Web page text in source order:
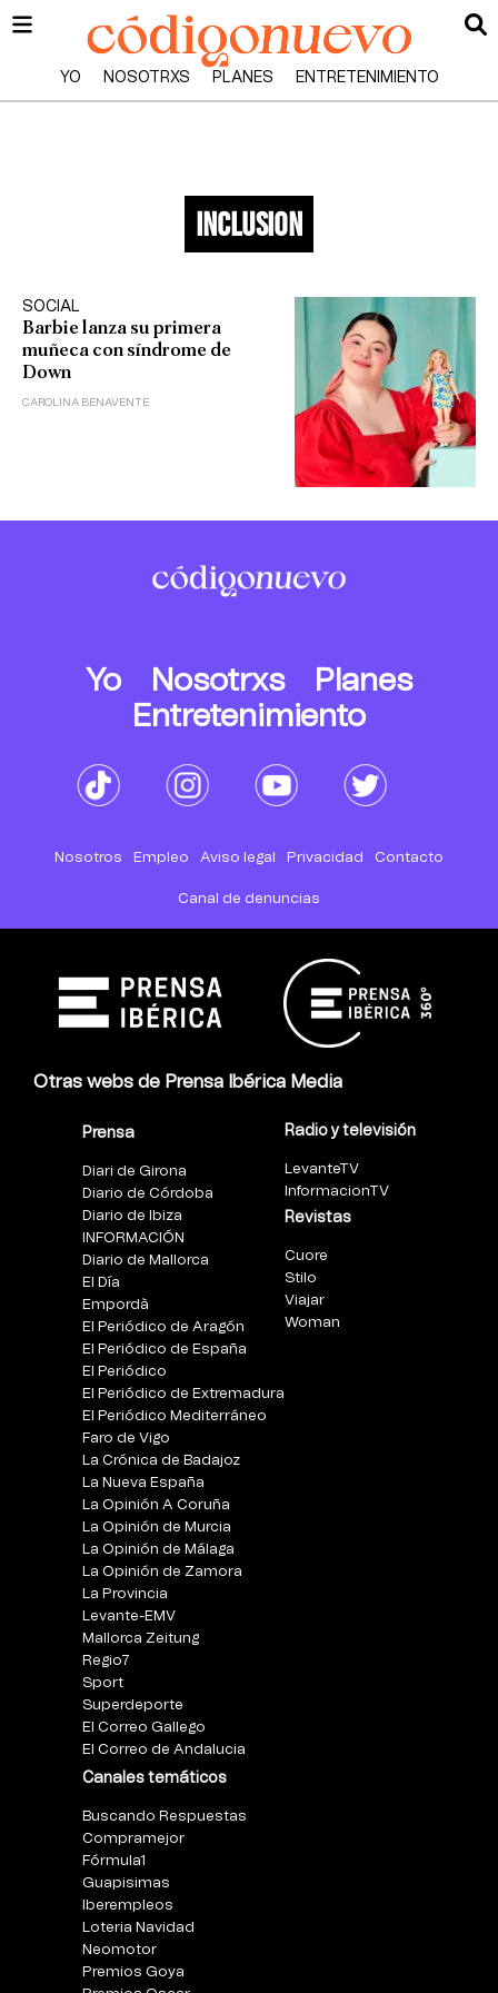
YO NOSOTRXS PLANES ENTRETENIMIENTO
inclusion
SOCIAL
Barbie lanza su primera
muñeca con síndrome de
Down
CAROLINA BENAVENTE
Yo Nosotrxs
Planes
Entretenimiento
Nosotros Empleo Aviso legal Privacidad Contacto
Canal de denuncias
Otras webs de Prensa Ibérica Media
Prensa
Diari de Girona
Diario de Córdoba
Diario de Ibiza
INFORMACIÓN
Diario de Mallorca
El Día
Empordà
El Periódico de Aragón
El Periódico de España
El Periódico
El Periódico de Extremadura
El Periódico Mediterráneo
Faro de Vigo
La Crónica de Badajoz
La Nueva España
La Opinión A Coruña
La Opinión de Murcia
La Opinión de Málaga
La Opinión de Zamora
La Provincia
Levante-EMV
Mallorca Zeitung
Regio7
Sport
Superdeporte
El Correo Gallego
El Correo de Andalucia
Canales temáticos
Buscando Respuestas
Compramejor
Fórmula1
Guapisimas
Iberempleos
Loteria Navidad
Neomotor
Premios Goya
Radio y televisión
LevanteTV
InformacionTV
Revistas
Cuore
Stilo
Viajar
Woman